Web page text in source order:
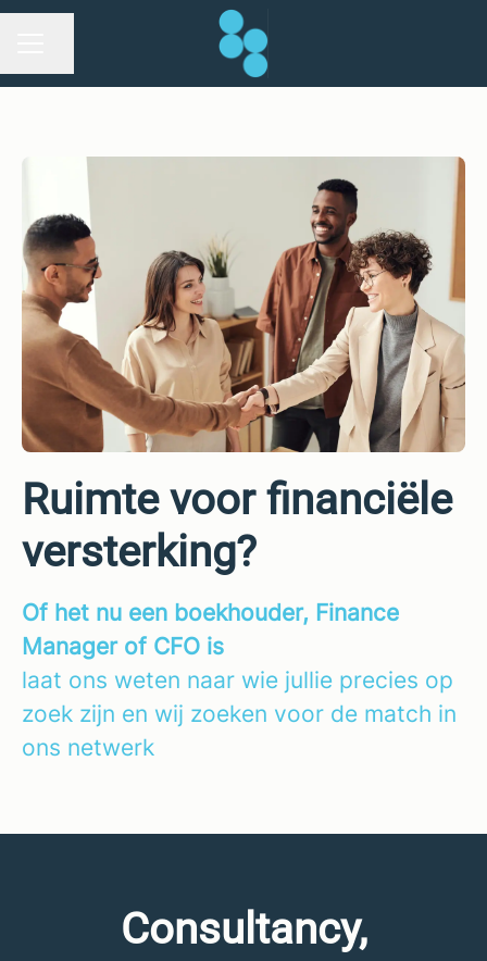
Ruimte voor financiële
versterking?
Of het nu een boekhouder, Finance
Manager of CFO is
laat ons weten naar wie jullie precies op
zoek zijn en wij zoeken voor de match in
ons netwerk
Consultancy,